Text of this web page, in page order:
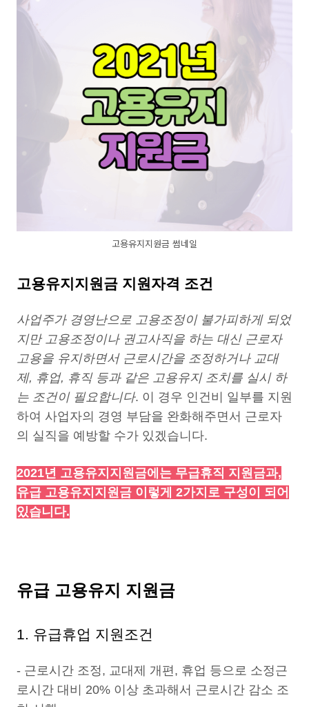
고용유지지원금 썸네일
고용유지지원금 지원자격 조건
사업주가 경영난으로 고용조정이 불가피하게 되었
지만 고용조정이나 권고사직을 하는 대신 근로자
고용을 유지하면서 근로시간을 조정하거나 교대
제, 휴업, 휴직 등과 같은 고용유지 조치를 실시 하
는 조건이 필요합니다. 이 경우 인건비 일부를 지원
하여 사업자의 경영 부담을 완화해주면서 근로자
의 실직을 예방할 수가 있겠습니다.
2021년 고용유지지원금에는 무급휴직 지원금과,
유급 고용유지지원금 이렇게 2가지로 구성이 되어
있습니다.
유급 고용유지 지원금
1. 유급휴업 지원조건
- 근로시간 조정, 교대제 개편, 휴업 등으로 소정근
로시간 대비 20% 이상 초과해서 근로시간 감소 조